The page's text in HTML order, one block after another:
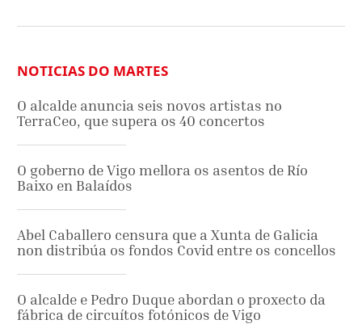
NOTICIAS DO MARTES
O alcalde anuncia seis novos artistas no
TerraCeo, que supera os 40 concertos
O goberno de Vigo mellora os asentos de Río
Baixo en Balaídos
Abel Caballero censura que a Xunta de Galicia
non distribúa os fondos Covid entre os concellos
O alcalde e Pedro Duque abordan o proxecto da
fábrica de circuítos fotónicos de Vigo